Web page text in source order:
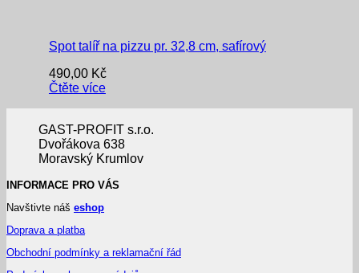
Spot talíř na pizzu pr. 32,8 cm, safírový
490,00 Kč
Čtěte více
GAST-PROFIT s.r.o.
Dvořákova 638
Moravský Krumlov
INFORMACE PRO VÁS
Navštivte náš eshop
Doprava a platba
Obchodní podmínky a reklamační řád